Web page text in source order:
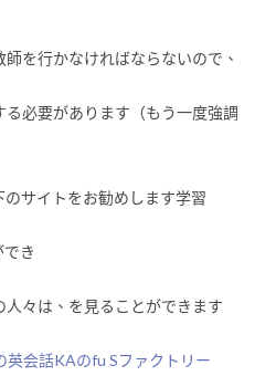
を行かなければならないので、
必要があります（もう一度強調
サイトをお勧めします学習
き
々は、を見ることができます
英会話KAのfu Sファクトリー